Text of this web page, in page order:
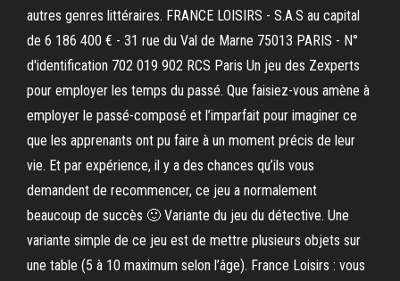
autres genres littéraires. FRANCE LOISIRS - S.A.S au capital
de 6 186 400 € - 31 rue du Val de Marne 75013 PARIS - N°
d'identification 702 019 902 RCS Paris Un jeu des Zexperts
pour employer les temps du passé. Que faisiez-vous amène à
employer le passé-composé et l’imparfait pour imaginer ce
que les apprenants ont pu faire à un moment précis de leur
vie. Et par expérience, il y a des chances qu’ils vous
demandent de recommencer, ce jeu a normalement
beaucoup de succès 🙂 Variante du jeu du détective. Une
variante simple de ce jeu est de mettre plusieurs objets sur
une table (5 à 10 maximum selon l’âge). France Loisirs : vous